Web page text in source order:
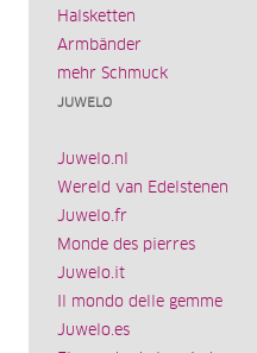
Halsketten
Armbänder
mehr Schmuck
JUWELO
Juwelo.nl
Wereld van Edelstenen
Juwelo.fr
Monde des pierres
Juwelo.it
Il mondo delle gemme
Juwelo.es